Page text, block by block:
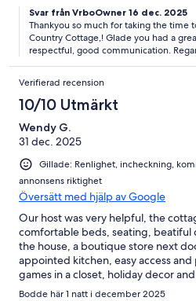
Svar från VrboOwner 16 dec. 2025
Thankyou so much for taking the time
Country Cottage,! Glade you had a
respectful, good communication.
Verifierad recension
10/10 Utmärkt
Wendy G.
31 dec. 2025
Gillade: Renlighet, incheckning,
annonsens riktighet
Översätt med hjälp av Google
Our host was very helpful, the
comfortable beds, seating, beatiful
the house, a boutique store next
appointed kitchen, easy access
games in a closet, holiday decor
wonderful!
Bodde här 1 natt i december 2025